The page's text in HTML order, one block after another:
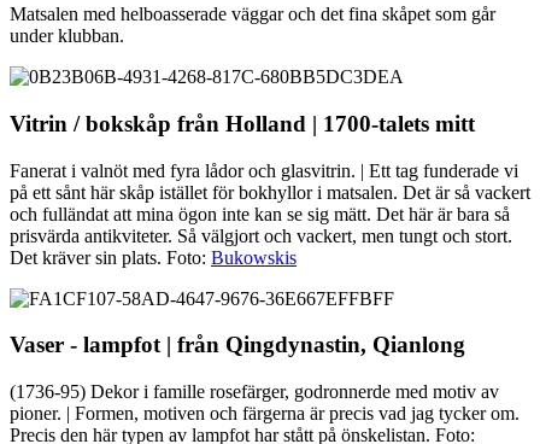
Matsalen med helboasserade väggar och det fina skåpet som går
under klubban.
Vitrin / bokskåp från Holland | 1700-talets mitt
Fanerat i valnöt med fyra lådor och glasvitrin. | Ett tag funderade vi
på ett sånt här skåp istället för bokhyllor i matsalen. Det är så vackert
och fulländat att mina ögon inte kan se sig mätt. Det här är bara så
prisvärda antikviteter. Så välgjort och vackert, men tungt och stort.
Det kräver sin plats. Foto: Bukowskis
Vaser - lampfot | från Qingdynastin, Qianlong
(1736-95) Dekor i famille rosefärger, godronnerde med motiv av
pioner. | Formen, motiven och färgerna är precis vad jag tycker om.
Precis den här typen av lampfot har stått på önskelistan. Foto: